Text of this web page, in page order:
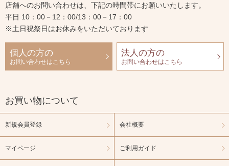
店舗へのお問い合わせは、下記の時間帯にお願いいたします。
平日 10：00－12：00/13：00－17：00
※土日祝祭日はお休みをいただいております
個人の方の
お問い合わせはこちら
法人の方の
お問い合わせはこちら
お買い物について
新規会員登録
マイページ
会社概要
ご利用ガイド